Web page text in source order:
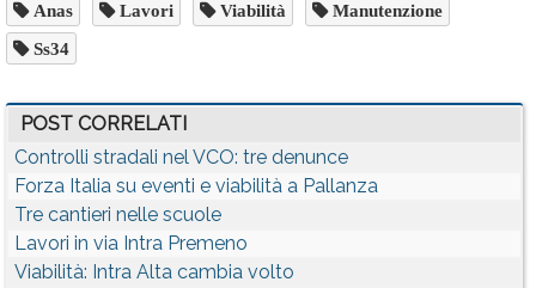
Anas Lavori Viabilità Manutenzione
Ss34
POST CORRELATI
Controlli stradali nel VCO: tre denunce
Forza Italia su eventi e viabilità a Pallanza
Tre cantieri nelle scuole
Lavori in via Intra Premeno
Viabilità: Intra Alta cambia volto